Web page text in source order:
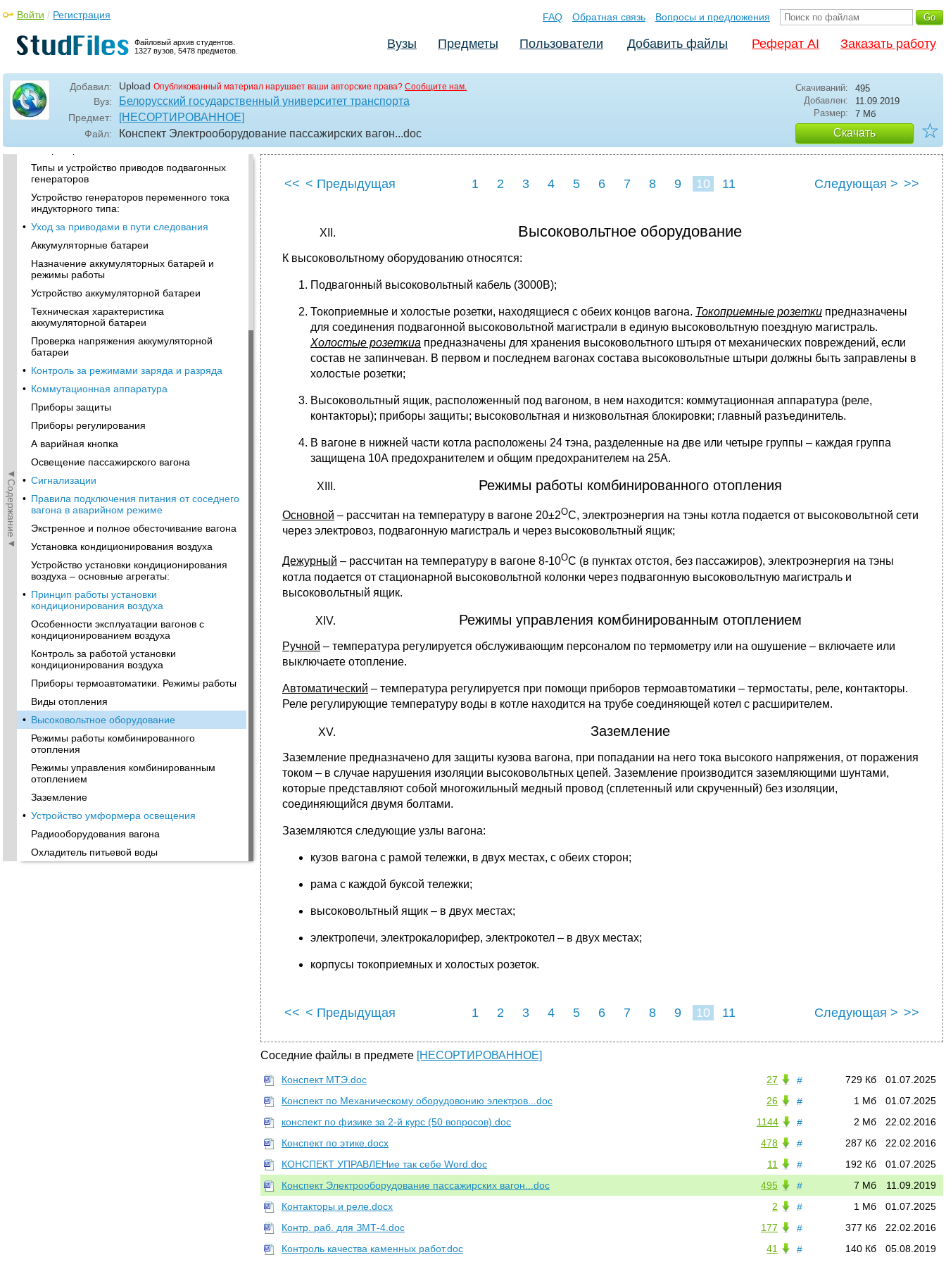
Файловый архив студентов.
1327 вузов, 5478 предметов.
Войти / Регистрация FAQ Обратная связь Вопросы и предложения
Вузы Предметы Пользователи Добавить файлы Реферат AI Заказать работу
Добавил: Upload Опубликованный материал нарушает ваши авторские права? Сообщите нам.
Вуз: Белорусский государственный университет транспорта
Предмет: [НЕСОРТИРОВАННОЕ]
Файл: Конспект Электрооборудование пассажирских вагон...doc
Скачиваний:
495
Добавлен:
11.09.2019
Размер:
7 Мб
Скачать ☆
◄Содержание◄
электрооборудования и понятие о
Электрические машины. Генераторы
Типы генераторов переменного тока:
Устройство генераторов постоянного тока:
• Приводы подвагонных генераторов
Назначение приводов подвагонных
генераторов
Типы и устройство приводов подвагонных
генераторов
Устройство генераторов переменного тока
индукторного типа:
• Уход за приводами в пути следования
Аккумуляторные батареи
Назначение аккумуляторных батарей и
режимы работы
Устройство аккумуляторной батареи
Техническая характеристика
аккумуляторной батареи
Проверка напряжения аккумуляторной
батареи
• Контроль за режимами заряда и разряда
• Коммутационная аппаратура
Приборы защиты
Приборы регулирования
А варийная кнопка
Освещение пассажирского вагона
• Сигнализации
• Правила подключения питания от соседнего
вагона в аварийном режиме
Экстренное и полное обесточивание вагона
Установка кондиционирования воздуха
Устройство установки кондиционирования
воздуха – основные агрегаты:
• Принцип работы установки
кондиционирования воздуха
Особенности эксплуатации вагонов с
кондиционированием воздуха
Контроль за работой установки
кондиционирования воздуха
Приборы термоавтоматики. Режимы работы
Виды отопления
• Высоковольтное оборудование
Режимы работы комбинированного
отопления
Режимы управления комбинированным
отоплением
Заземление
• Устройство умформера освещения
Радиооборудования вагона
Охладитель питьевой воды
<< < Предыдущая 1 2 3 4 5 6 7 8 9 10 11 Следующая > >>
Высоковольтное оборудование
К высоковольтному оборудованию относятся:
Подвагонный высоковольтный кабель (3000В);
Токоприемные и холостые розетки, находящиеся с обеих концов вагона. Токоприемные розетки предназначены
для соединения подвагонной высоковольтной магистрали в единую высоковольтную поездную магистраль.
Холостые розеткиа предназначены для хранения высоковольтного штыря от механических повреждений, если
состав не запинчеван. В первом и последнем вагонах состава высоковольтные штыри должны быть заправлены в
холостые розетки;
Высоковольтный ящик, расположенный под вагоном, в нем находится: коммутационная аппаратура (реле,
контакторы); приборы защиты; высоковольтная и низковольтная блокировки; главный разъединитель.
В вагоне в нижней части котла расположены 24 тэна, разделенные на две или четыре группы – каждая группа
защищена 10А предохранителем и общим предохранителем на 25А.
Режимы работы комбинированного отопления
Основной – рассчитан на температуру в вагоне 20±2ОС, электроэнергия на тэны котла подается от высоковольтной сети
через электровоз, подвагонную магистраль и через высоковольтный ящик;
Дежурный – рассчитан на температуру в вагоне 8-10ОС (в пунктах отстоя, без пассажиров), электроэнергия на тэны
котла подается от стационарной высоковольтной колонки через подвагонную высоковольтную магистраль и
высоковольтный ящик.
Режимы управления комбинированным отоплением
Ручной – температура регулируется обслуживающим персоналом по термометру или на ошушение – включаете или
выключаете отопление.
Автоматический – температура регулируется при помощи приборов термоавтоматики – термостаты, реле, контакторы.
Реле регулирующие температуру воды в котле находится на трубе соединяющей котел с расширителем.
Заземление
Заземление предназначено для защиты кузова вагона, при попадании на него тока высокого напряжения, от поражения
током – в случае нарушения изоляции высоковольтных цепей. Заземление производится заземляющими шунтами,
которые представляют собой многожильный медный провод (сплетенный или скрученный) без изоляции,
соединяющийся двумя болтами.
Заземляются следующие узлы вагона:
кузов вагона с рамой тележки, в двух местах, с обеих сторон;
рама с каждой буксой тележки;
высоковольтный ящик – в двух местах;
электропечи, электрокалорифер, электрокотел – в двух местах;
корпусы токоприемных и холостых розеток.
<< < Предыдущая 1 2 3 4 5 6 7 8 9 10 11 Следующая > >>
Соседние файлы в предмете [НЕСОРТИРОВАННОЕ]
# 01.07.2025
729 Кб
27
Конспект МТЭ.doc
#
01.07.2025
1 Мб
26
Конспект по Механическому оборудовонию электров...doc
#
22.02.2016
2 Мб
1144
конспект по физике за 2-й курс (50 вопросов).doc
#
22.02.2016
287 Кб
478
Конспект по этике.docx
#
01.07.2025
192 Кб
11
КОНСПЕКТ УПРАВЛЕНие так себе Word.doc
#
11.09.2019
7 Мб
495
Конспект Электрооборудование пассажирских вагон...doc
#
01.07.2025
1 Мб
2
Контакторы и реле.docx
#
22.02.2016
377 Кб
177
Контр. раб. для ЗМТ-4.doc
#
05.08.2019
140 Кб
41
Контроль качества каменных работ.doc